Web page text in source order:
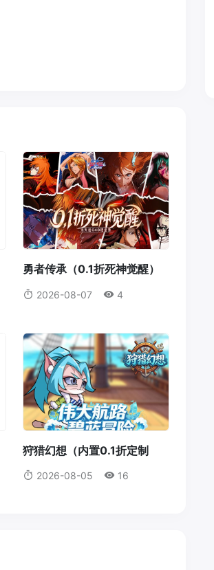
勇者传承（0.1折死神觉醒）
2026-08-07 4
狩猎幻想（内置0.1折定制
版）
2026-08-05 16